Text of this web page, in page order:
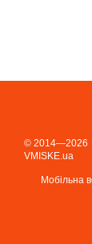
© 2014—2026
VMISKE.ua
Мобільна